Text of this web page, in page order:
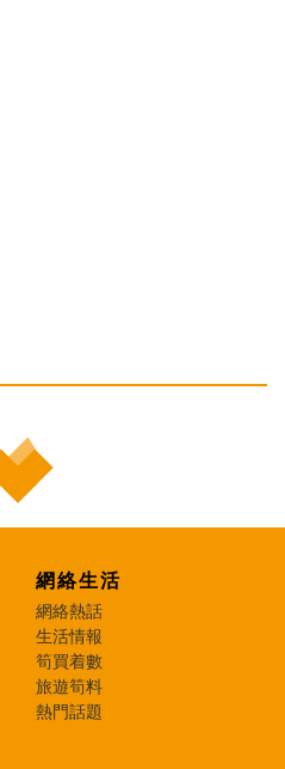
網絡生活
網絡熱話
生活情報
筍買着數
旅遊筍料
熱門話題